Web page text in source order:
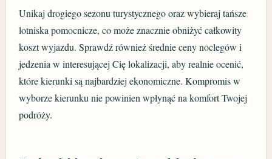
Unikaj drogiego sezonu turystycznego oraz wybieraj tańsze
lotniska pomocnicze, co może znacznie obniżyć całkowity
koszt wyjazdu. Sprawdź również średnie ceny noclegów i
jedzenia w interesującej Cię lokalizacji, aby realnie ocenić,
które kierunki są najbardziej ekonomiczne. Kompromis w
wyborze kierunku nie powinien wpłynąć na komfort Twojej
podróży.